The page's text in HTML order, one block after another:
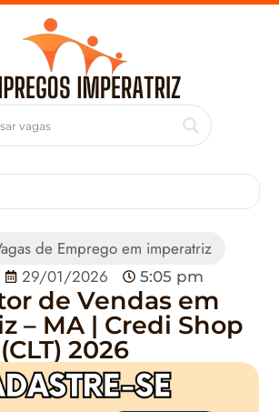
de Emprego em imperatriz
29/01/2026 5:05 pm
de Vendas em
– MA | Credi Shop
(CLT) 2026